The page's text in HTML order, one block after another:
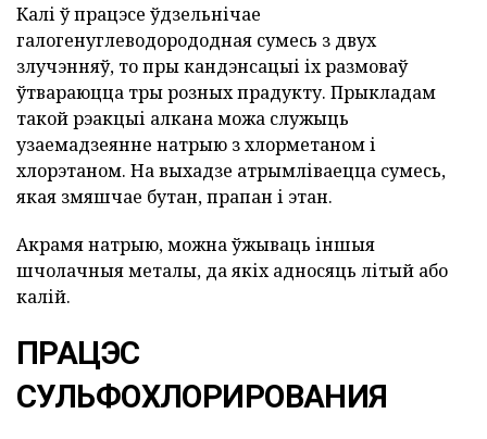
Калі ў працэсе ўдзельнічае
галогенуглеводорододная сумесь з двух
злучэнняў, то пры кандэнсацыі іх размоваў
ўтвараюцца тры розных прадукту. Прыкладам
такой рэакцыі алкана можа служыць
узаемадзеянне натрыю з хлорметаном і
хлорэтаном. На выхадзе атрымліваецца сумесь,
якая змяшчае бутан, прапан і этан.
Акрамя натрыю, можна ўжываць іншыя
шчолачныя металы, да якіх адносяць літый або
калій.
ПРАЦЭС
СУЛЬФОХЛОРИРОВАНИЯ